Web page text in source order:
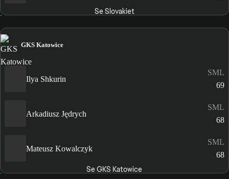
Se Slovakiet
GKS Katowice
Ilya Shkurin
SML
69
Arkadiusz Jędrych
SML
68
Mateusz Kowalczyk
SML
68
Se GKS Katowice